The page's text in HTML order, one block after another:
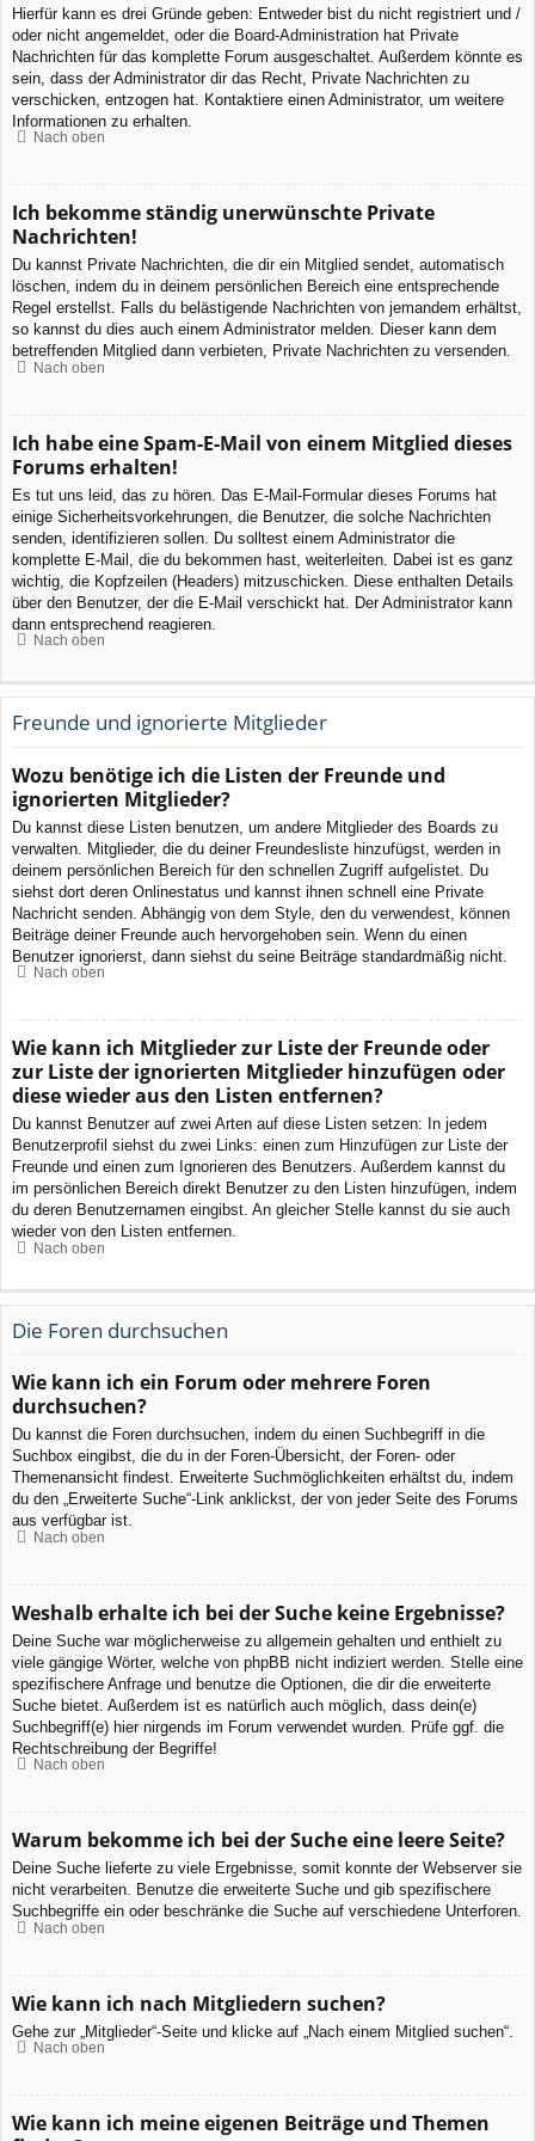
Hierfür kann es drei Gründe geben: Entweder bist du nicht registriert und /
oder nicht angemeldet, oder die Board-Administration hat Private
Nachrichten für das komplette Forum ausgeschaltet. Außerdem könnte es
sein, dass der Administrator dir das Recht, Private Nachrichten zu
verschicken, entzogen hat. Kontaktiere einen Administrator, um weitere
Informationen zu erhalten.
Nach oben
Ich bekomme ständig unerwünschte Private
Nachrichten!
Du kannst Private Nachrichten, die dir ein Mitglied sendet, automatisch
löschen, indem du in deinem persönlichen Bereich eine entsprechende
Regel erstellst. Falls du belästigende Nachrichten von jemandem erhältst,
so kannst du dies auch einem Administrator melden. Dieser kann dem
betreffenden Mitglied dann verbieten, Private Nachrichten zu versenden.
Nach oben
Ich habe eine Spam-E-Mail von einem Mitglied dieses
Forums erhalten!
Es tut uns leid, das zu hören. Das E-Mail-Formular dieses Forums hat
einige Sicherheitsvorkehrungen, die Benutzer, die solche Nachrichten
senden, identifizieren sollen. Du solltest einem Administrator die
komplette E-Mail, die du bekommen hast, weiterleiten. Dabei ist es ganz
wichtig, die Kopfzeilen (Headers) mitzuschicken. Diese enthalten Details
über den Benutzer, der die E-Mail verschickt hat. Der Administrator kann
dann entsprechend reagieren.
Nach oben
Freunde und ignorierte Mitglieder
Wozu benötige ich die Listen der Freunde und
ignorierten Mitglieder?
Du kannst diese Listen benutzen, um andere Mitglieder des Boards zu
verwalten. Mitglieder, die du deiner Freundesliste hinzufügst, werden in
deinem persönlichen Bereich für den schnellen Zugriff aufgelistet. Du
siehst dort deren Onlinestatus und kannst ihnen schnell eine Private
Nachricht senden. Abhängig von dem Style, den du verwendest, können
Beiträge deiner Freunde auch hervorgehoben sein. Wenn du einen
Benutzer ignorierst, dann siehst du seine Beiträge standardmäßig nicht.
Nach oben
Wie kann ich Mitglieder zur Liste der Freunde oder
zur Liste der ignorierten Mitglieder hinzufügen oder
diese wieder aus den Listen entfernen?
Du kannst Benutzer auf zwei Arten auf diese Listen setzen: In jedem
Benutzerprofil siehst du zwei Links: einen zum Hinzufügen zur Liste der
Freunde und einen zum Ignorieren des Benutzers. Außerdem kannst du
im persönlichen Bereich direkt Benutzer zu den Listen hinzufügen, indem
du deren Benutzernamen eingibst. An gleicher Stelle kannst du sie auch
wieder von den Listen entfernen.
Nach oben
Die Foren durchsuchen
Wie kann ich ein Forum oder mehrere Foren
durchsuchen?
Du kannst die Foren durchsuchen, indem du einen Suchbegriff in die
Suchbox eingibst, die du in der Foren-Übersicht, der Foren- oder
Themenansicht findest. Erweiterte Suchmöglichkeiten erhältst du, indem
du den „Erweiterte Suche“-Link anklickst, der von jeder Seite des Forums
aus verfügbar ist.
Nach oben
Weshalb erhalte ich bei der Suche keine Ergebnisse?
Deine Suche war möglicherweise zu allgemein gehalten und enthielt zu
viele gängige Wörter, welche von phpBB nicht indiziert werden. Stelle eine
spezifischere Anfrage und benutze die Optionen, die dir die erweiterte
Suche bietet. Außerdem ist es natürlich auch möglich, dass dein(e)
Suchbegriff(e) hier nirgends im Forum verwendet wurden. Prüfe ggf. die
Rechtschreibung der Begriffe!
Nach oben
Warum bekomme ich bei der Suche eine leere Seite?
Deine Suche lieferte zu viele Ergebnisse, somit konnte der Webserver sie
nicht verarbeiten. Benutze die erweiterte Suche und gib spezifischere
Suchbegriffe ein oder beschränke die Suche auf verschiedene Unterforen.
Nach oben
Wie kann ich nach Mitgliedern suchen?
Gehe zur „Mitglieder“-Seite und klicke auf „Nach einem Mitglied suchen“.
Nach oben
Wie kann ich meine eigenen Beiträge und Themen